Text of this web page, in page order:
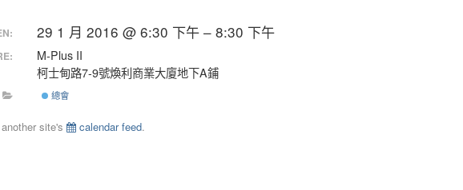
29 1 月 2016 @ 6:30 下午 – 8:30 下午
M-Plus II
柯士甸路7-9號煥利商業大廈地下A鋪
總會
site's calendar feed.